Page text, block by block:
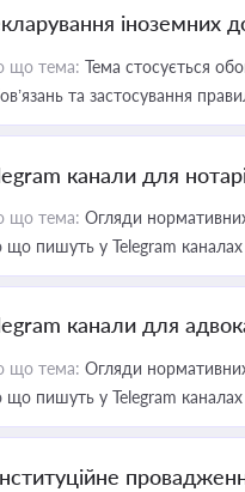
іноземних
що тема: Тема стосується
та застосування
канали для
що тема: Огляди
що пишуть у Telegram каналах
канали для
що тема: Огляди
що пишуть у Telegram каналах